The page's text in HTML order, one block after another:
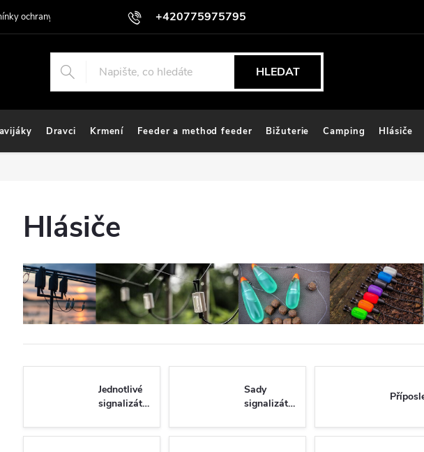
+420775975795
ochrany osobních údajů
HLEDAT
Dravci Krmení Feeder a method feeder Bižuterie Camping Hlásiče
Hlásiče
Jednotlivé
signalizátory
Sady
signalizátorů